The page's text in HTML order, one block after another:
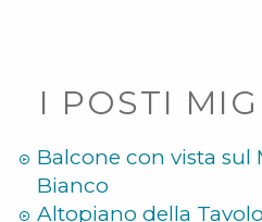
I POSTI
Balcone con vista sul
Bianco
Altopiano della